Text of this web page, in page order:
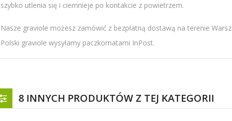
szybko utlenia się i ciemnieje po kontakcie z powietrzem.
Nasze graviole możesz zamówić z bezpłatną dostawą na terenie
Polski graviole wysyłamy paczkomatami InPost.
8 INNYCH PRODUKTÓW Z TEJ KATEGORII